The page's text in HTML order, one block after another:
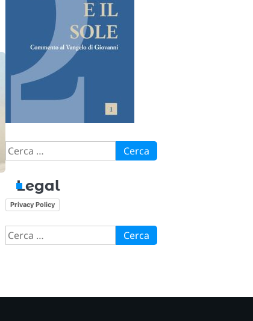
Ricerca
per:
Legal
Privacy Policy
Ricerca
per: